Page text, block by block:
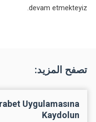
devam etmekteyiz.
تصفح المزيد:
Uygulamasına
Kaydolun